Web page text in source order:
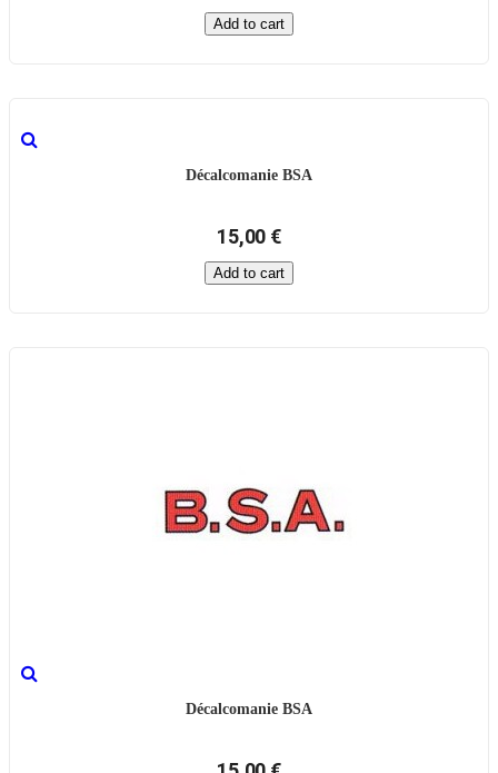
Add to cart
Décalcomanie BSA
15,00 €
Add to cart
Décalcomanie BSA